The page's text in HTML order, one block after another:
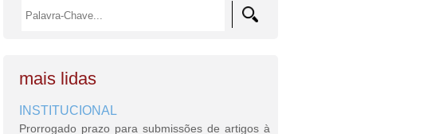
mais lidas
INSTITUCIONAL
Prorrogado prazo para submissões de artigos à